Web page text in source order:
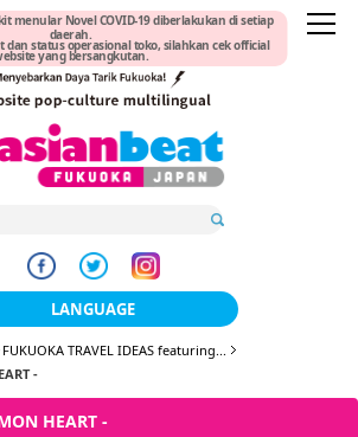
menular Novel COVID-19 diberlakukan di setiap
daerah.
status operasional toko, silahkan cek official
yang bersangkutan.
LANGUAGE
日本語
한국어
FUKUOKA TRAVEL IDEAS featuring...
-
HEART -